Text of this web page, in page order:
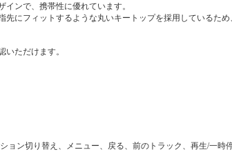
インで、携帯性に優れています。
にフィットするような丸いキートップを採用しているため
いただけます。
ョン切り替え、メニュー、戻る、前のトラック、再生/一